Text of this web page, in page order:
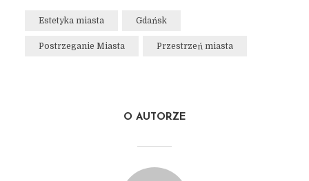
Estetyka miasta Gdańsk
Postrzeganie Miasta Przestrzeń miasta
O AUTORZE